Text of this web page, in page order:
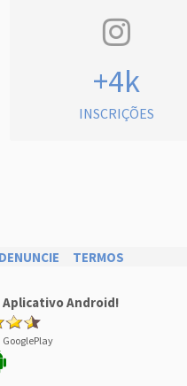
+4k
INSCRIÇÕES
DENUNCIE TERMOS
Android!